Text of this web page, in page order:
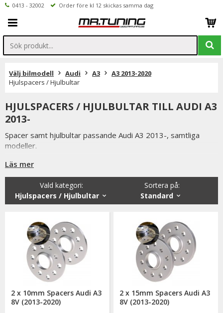
0413 - 32002 Order före kl 12 skickas samma dag
Välj bilmodell Audi A3
A3 2013-2020
Hjulspacers / Hjulbultar
HJULSPACERS / HJULBULTAR TILL AUDI A3
2013-
Spacer samt hjulbultar passande Audi A3 2013-, samtliga
modeller.
Spacer ändvänds för att öka spårvidden samt ge bilen bättre
sätt, normalt sätt strävar man efter att fälgen ska följa
skärmkanten.
Läs mer
Sortera på:
Standard
Vald kategori:
Hjulspacers / Hjulbultar
2 x 10mm Spacers Audi A3
8V (2013-2020)
2 x 15mm Spacers Audi A3
8V (2013-2020)